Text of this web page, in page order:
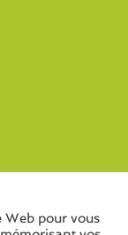
Web pour vous